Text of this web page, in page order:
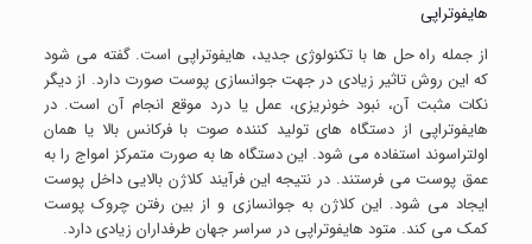
هایفوتراپی
از جمله راه حل ها با تکنولوژی جدید، هایفوتراپی است. گفته می شود
که این روش تاثیر زیادی در جهت جوانسازی پوست صورت دارد. از دیگر
نکات مثبت آن، نبود خونریزی، عمل یا درد موقع انجام آن است. در
هایفوتراپی از دستگاه های تولید کننده صوت با فرکانس بالا یا همان
اولتراسوند استفاده می شود. این دستگاه ها به صورت متمرکز امواج را به
عمق پوست می فرستند. در نتیجه این فرآیند کلاژن بالایی داخل پوست
ایجاد می شود. این کلاژن به جوانسازی و از بین رفتن چروک پوست
کمک می کند. متود هایفوتراپی در سراسر جهان طرفداران زیادی دارد.